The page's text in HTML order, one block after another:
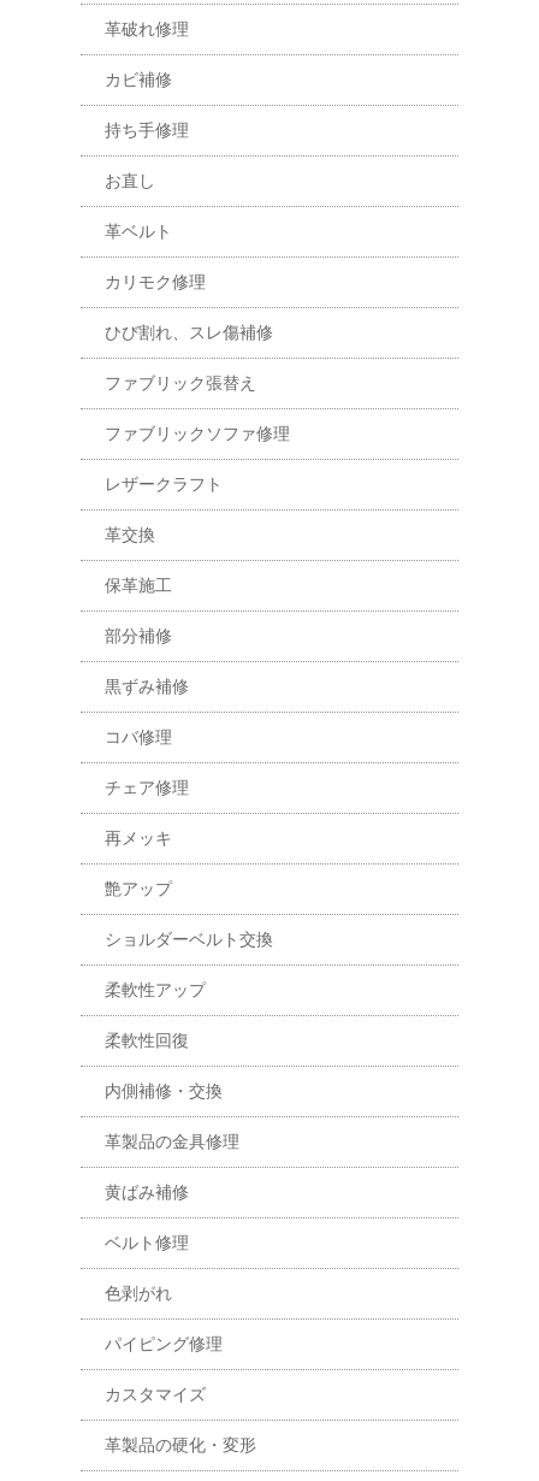
革破れ修理
カビ補修
持ち手修理
お直し
革ベルト
カリモク修理
ひび割れ、スレ傷補修
ファブリック張替え
ファブリックソファ修理
レザークラフト
革交換
保革施工
部分補修
黒ずみ補修
コバ修理
チェア修理
再メッキ
艶アップ
ショルダーベルト交換
柔軟性アップ
柔軟性回復
内側補修・交換
革製品の金具修理
黄ばみ補修
ベルト修理
色剥がれ
パイピング修理
カスタマイズ
革製品の硬化・変形